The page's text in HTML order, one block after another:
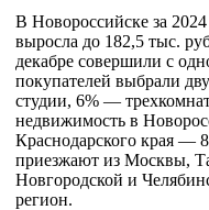
В Новороссийске за
выросла до 182,5 тыс.
декабре совершили с
покупателей выбрали
студии, 6% —
недвижимость в
Краснодарского края —
приезжают из Москвы,
Новгородской и
регион.